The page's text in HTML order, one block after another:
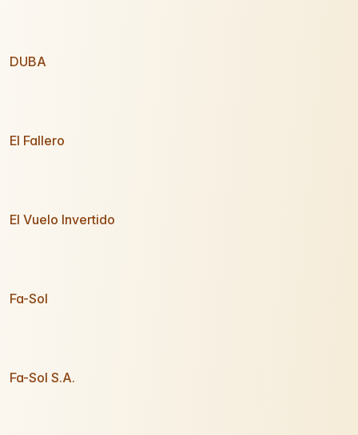
DUBA
El Fallero
El Vuelo Invertido
Fa-Sol
Fa-Sol S.A.